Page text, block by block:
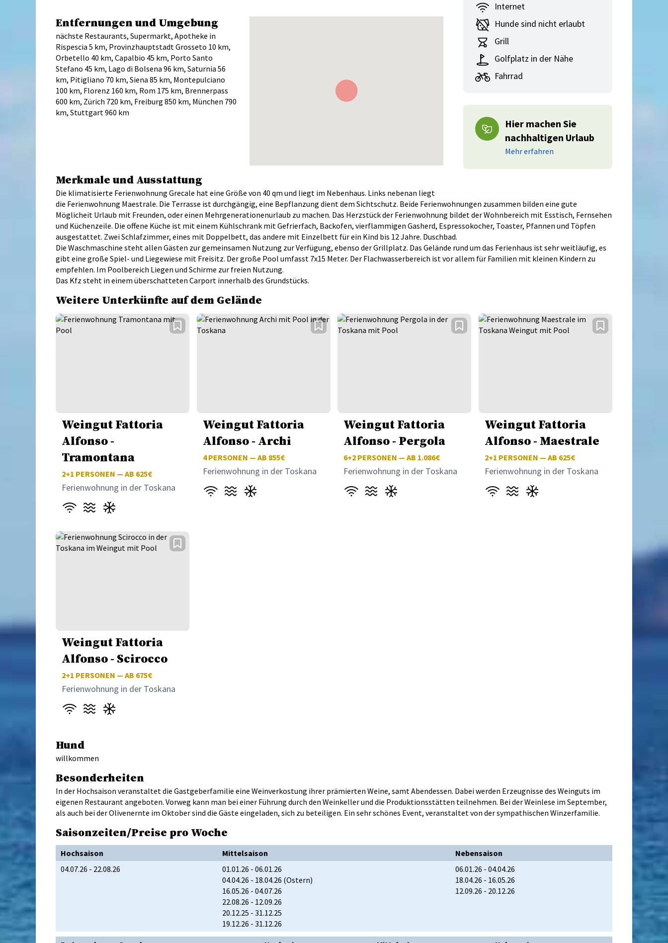
Internet
Hunde sind nicht erlaubt
Grill
Golfplatz in der Nähe
Fahrrad
Hier machen Sie
nachhaltigen Urlaub
Mehr erfahren
Entfernungen und Umgebung
nächste Restaurants, Supermarkt, Apotheke in
Rispescia 5 km, Provinzhauptstadt Grosseto 10 km,
Orbetello 40 km, Capalbio 45 km, Porto Santo
Stefano 45 km, Lago di Bolsena 96 km, Saturnia 56
km, Pitigliano 70 km, Siena 85 km, Montepulciano
100 km, Florenz 160 km, Rom 175 km, Brennerpass
600 km, Zürich 720 km, Freiburg 850 km, München 790
km, Stuttgart 960 km
Merkmale und Ausstattung
Die klimatisierte Ferienwohnung Grecale hat eine Größe von 40 qm und liegt im Nebenhaus. Links nebenan liegt
die Ferienwohnung Maestrale. Die Terrasse ist durchgängig, eine Bepflanzung dient dem Sichtschutz. Beide Ferienwohnungen zusammen bilden eine gute
Möglicheit Urlaub mit Freunden, oder einen Mehrgenerationenurlaub zu machen. Das Herzstück der Ferienwohnung bildet der Wohnbereich mit Esstisch, Fernsehen
und Küchenzeile. Die offene Küche ist mit einem Kühlschrank mit Gefrierfach, Backofen, vierflammigen Gasherd, Espressokocher, Toaster, Pfannen und Töpfen
ausgestattet. Zwei Schlafzimmer, eines mit Doppelbett, das andere mit Einzelbett für ein Kind bis 12 Jahre. Duschbad.
Die Waschmaschine steht allen Gästen zur gemeinsamen Nutzung zur Verfügung, ebenso der Grillplatz. Das Gelände rund um das Ferienhaus ist sehr weitläufig, es
gibt eine große Spiel- und Liegewiese mit Freisitz. Der große Pool umfasst 7x15 Meter. Der Flachwasserbereich ist vor allem für Familien mit kleinen Kindern zu
empfehlen. Im Poolbereich Liegen und Schirme zur freien Nutzung.
Das Kfz steht in einem überschatteten Carport innerhalb des Grundstücks.
Weitere Unterkünfte auf dem Gelände
Weingut Fattoria
Alfonso -
Tramontana
2+1 PERSONEN — AB 625€
Ferienwohnung in der Toskana
Weingut Fattoria
Alfonso - Archi
4PERSONEN — AB 855€
Ferienwohnung in der Toskana
Weingut Fattoria
Alfonso - Pergola
6+2 PERSONEN — AB 1.086€
Ferienwohnung in der Toskana
Weingut Fattoria
Alfonso - Maestrale
2+1 PERSONEN — AB 625€
Ferienwohnung in der Toskana
Weingut Fattoria
Alfonso - Scirocco
2+1 PERSONEN — AB 675€
Ferienwohnung in der Toskana
Hund
willkommen
Besonderheiten
In der Hochsaison veranstaltet die Gastgeberfamilie eine Weinverkostung ihrer prämierten Weine, samt Abendessen. Dabei werden Erzeugnisse des Weinguts im
eigenen Restaurant angeboten. Vorweg kann man bei einer Führung durch den Weinkeller und die Produktionsstätten teilnehmen. Bei der Weinlese im September,
als auch bei der Olivenernte im Oktober sind die Gäste eingeladen, sich zu beteiligen. Ein sehr schönes Event, veranstaltet von der sympathischen Winzerfamilie.
Saisonzeiten/Preise pro Woche
Hochsaison Mittelsaison
Nebensaison
04.07.26 - 22.08.26
01.01.26 - 06.01.26
04.04.26 - 18.04.26 (Ostern)
16.05.26 - 04.07.26
22.08.26 - 12.09.26
20.12.25 - 31.12.25
19.12.26 - 31.12.26
06.01.26 - 04.04.26
18.04.26 - 16.05.26
12.09.26 - 20.12.26